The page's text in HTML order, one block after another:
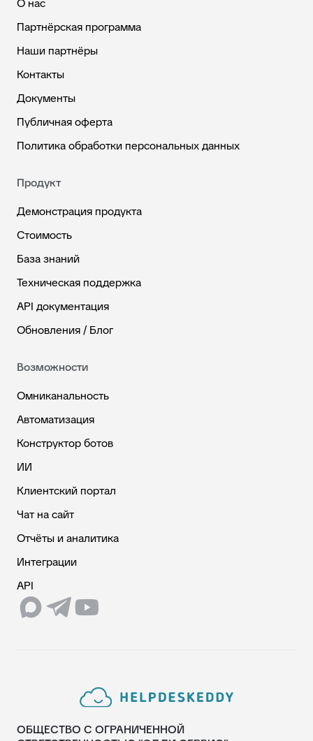
О нас
Партнёрская программа
Наши партнёры
Контакты
Документы
Публичная оферта
Политика обработки персональных данных
Продукт
Демонстрация продукта
Стоимость
База знаний
Техническая поддержка
API документация
Обновления / Блог
Возможности
Омниканальность
Автоматизация
Конструктор ботов
ИИ
Клиентский портал
Чат на сайт
Отчёты и аналитика
Интеграции
API
ОБЩЕСТВО С ОГРАНИЧЕННОЙ